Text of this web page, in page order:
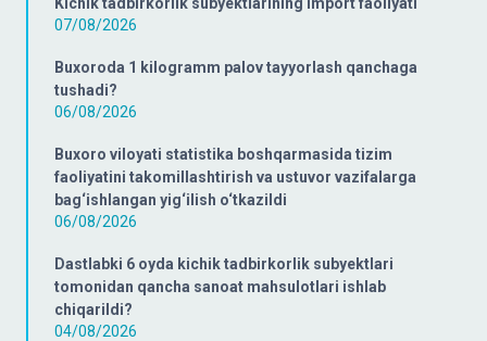
07/08/2026
Buxoroda 1 kilogramm palov tayyorlash qanchaga
tushadi?
06/08/2026
Buxoro viloyati statistika boshqarmasida tizim
faoliyatini takomillashtirish va ustuvor vazifalarga
bag‘ishlangan yig‘ilish o‘tkazildi
06/08/2026
Dastlabki 6 oyda kichik tadbirkorlik subyektlari
tomonidan qancha sanoat mahsulotlari ishlab
chiqarildi?
04/08/2026